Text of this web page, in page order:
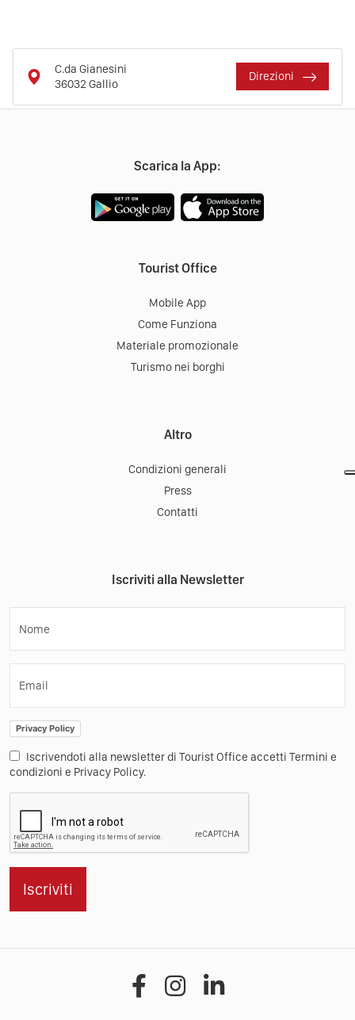
C.da Gianesini
36032Gallio
Direzioni
Scarica la App:
Tourist Office
Mobile App
Come Funziona
Materiale promozionale
Turismo nei borghi
Altro
Condizioni generali
Press
Contatti
Iscriviti alla Newsletter
Nome
Email
Privacy Policy
Iscrivendoti alla newsletter di Tourist Office accetti Termini e
condizioni e Privacy Policy.
Iscriviti